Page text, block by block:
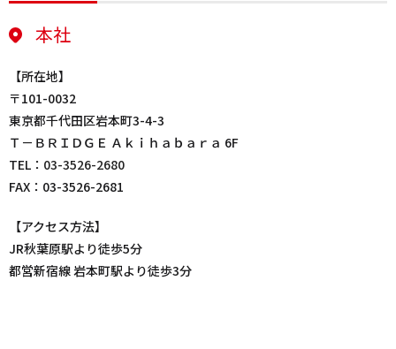
本社
【所在地】
〒101-0032
東京都千代田区岩本町3-4-3
Ｔ－ＢＲＩＤＧＥ Ａｋｉｈａｂａｒａ 6F
TEL： 03-3526-2680
FAX：03-3526-2681
【アクセス方法】
JR秋葉原駅より徒歩5分
都営新宿線 岩本町駅より徒歩3分